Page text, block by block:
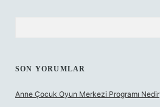
SON YORUMLAR
Anne Çocuk Oyun Merkezi Programı Nedir